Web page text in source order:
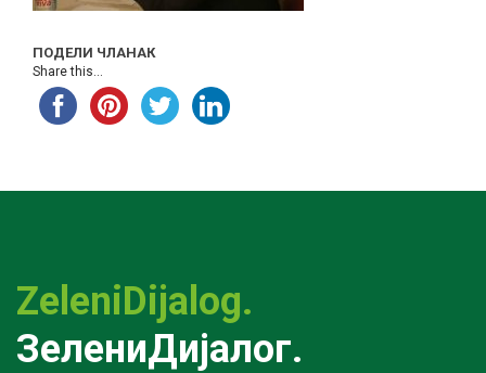
ПОДЕЛИ ЧЛАНАК
Share this...
ZeleniDijalog.
ЗелениДијалог.